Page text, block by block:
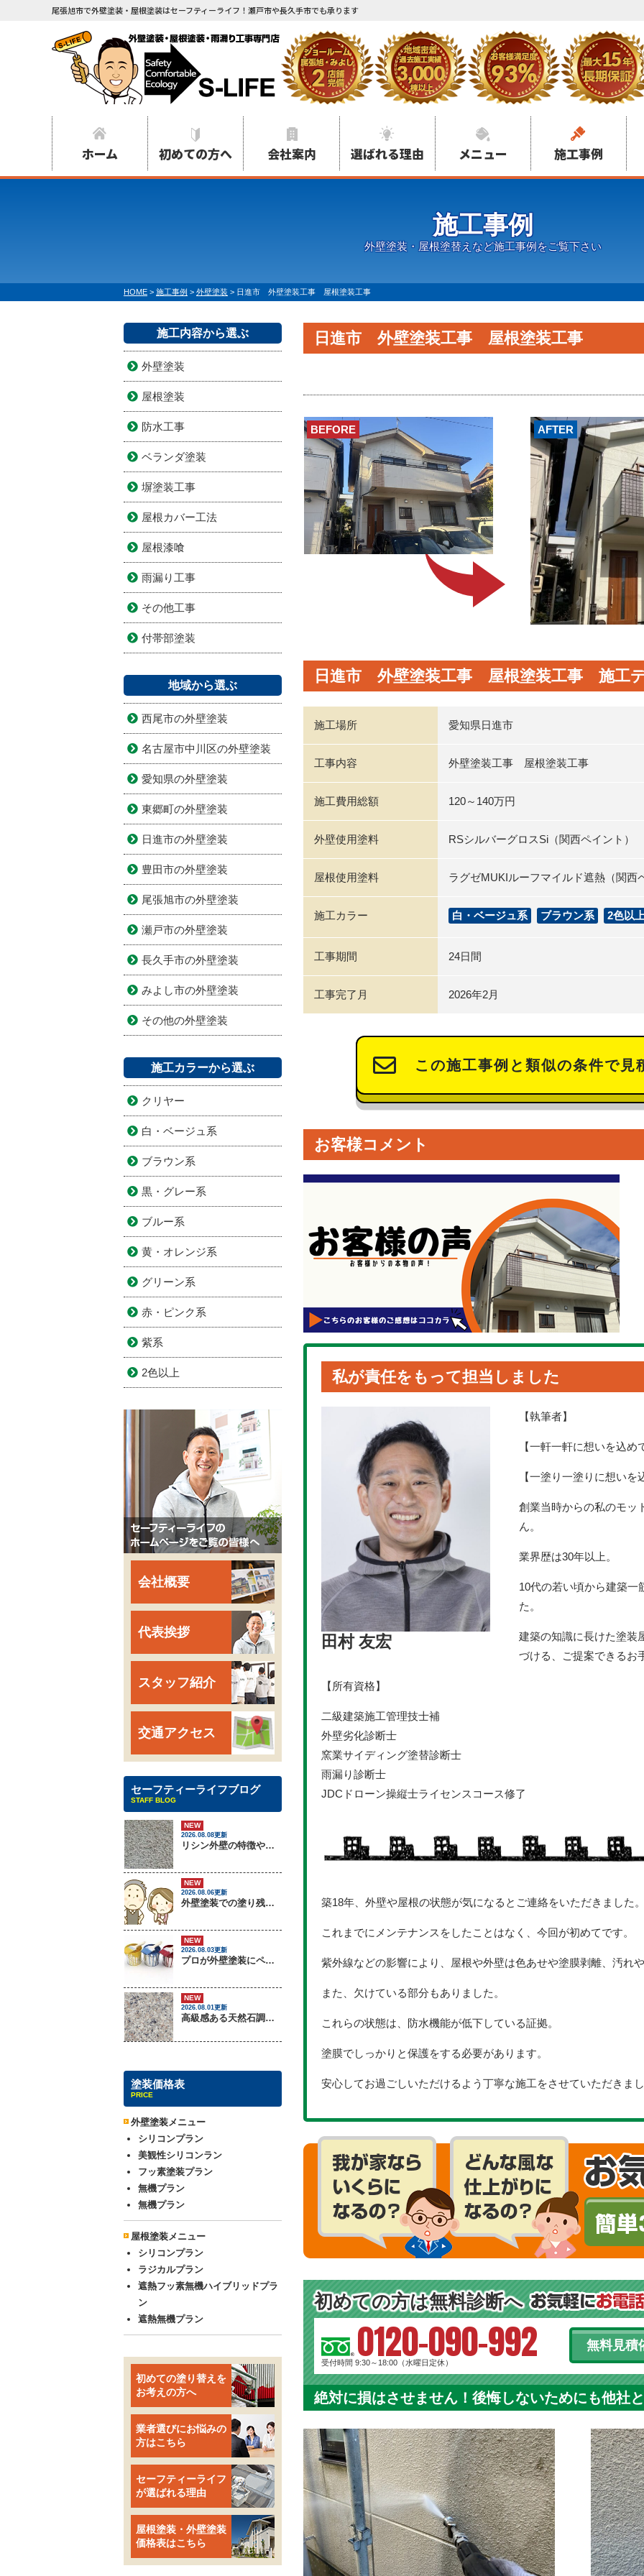
尾張旭市で外壁塗装・屋根塗装はセーフティーライフ！瀬戸市や長久手市でも承ります
ホーム 初めての方へ 会社案内 選ばれる理由 メニュー 施工事例
施工事例
外壁塗装・屋根塗替えなど施工事例をご覧下さい
HOME > 施工事例 > 外壁塗装 > 日進市 外壁塗装工事 屋根塗装工事
日進市 外壁塗装工事 屋根塗装工事
AFTER
BEFORE
日進市 外壁塗装工事 屋根塗装工事 施工
施工場所 愛知県日進市
工事内容 外壁塗装工事 屋根塗装工事
施工費用総額 120～140万円
外壁使用塗料 RSシルバーグロスSi（関西ペイント）
屋根使用塗料 ラグゼMUKIルーフマイルド遮熱（関西
施工カラー 白・ベージュ系 ブラウン系 2色以上
工事期間 24日間
工事完了月 2026年2月
この施工事例と類似の条件で見
お客様コメント
私が責任をもって担当しました
田村 友宏
【執筆者】
【一軒一軒に想いを込め
【一塗り一塗りに想いを
創業当時からの私のモッ
ん。
業界歴は30年以上。
10代の若い頃から建築一
た。
建築の知識に長けた塗装
づける、ご提案できるお
【所有資格】
二級建築施工管理技士補
外壁劣化診断士
窯業サイディング塗替診断士
雨漏り診断士
JDCドローン操縦士ライセンスコース修了
築18年、外壁や屋根の状態が気になるとご連絡をいただきました。
これまでにメンテナンスをしたことはなく、今回が初めてです。
紫外線などの影響により、屋根や外壁は色あせや塗膜剥離、汚れ
また、欠けている部分もありました。
これらの状態は、防水機能が低下している証拠。
塗膜でしっかりと保護をする必要があります。
安心してお過ごしいただけるよう丁寧な施工をさせていただきまし
初めての方は無料診断へ
0120-090-992
受付時間 9:30～18:00（水曜日定休）
無料見積
絶対に損はさせません！後悔しないためにも他社
施工内容から選ぶ
外壁塗装
屋根塗装
防水工事
ベランダ塗装
塀塗装工事
屋根カバー工法
屋根漆喰
雨漏り工事
その他工事
付帯部塗装
地域から選ぶ
西尾市の外壁塗装
名古屋市中川区の外壁塗装
愛知県の外壁塗装
東郷町の外壁塗装
日進市の外壁塗装
豊田市の外壁塗装
尾張旭市の外壁塗装
瀬戸市の外壁塗装
長久手市の外壁塗装
みよし市の外壁塗装
その他の外壁塗装
施工カラーから選ぶ
クリヤー
白・ベージュ系
ブラウン系
黒・グレー系
ブルー系
黄・オレンジ系
グリーン系
赤・ピンク系
紫系
2色以上
会社概要
代表挨拶
スタッフ紹介
交通アクセス
セーフティーライフブログ
STAFF BLOG
NEW
2026.08.08更新
リシン外壁の特徴やメンテナンス方法を紹介！
NEW
2026.08.06更新
外壁塗装での塗り残しトラブルについて
NEW
2026.08.03更新
プロが外壁塗装にペンキをしない理由
NEW
2026.08.01更新
高級感ある天然石調外壁について
塗装価格表
PRICE
外壁塗装メニュー
シリコンプラン
美観性シリコンラン
フッ素塗装プラン
無機プラン
無機プラン
屋根塗装メニュー
シリコンプラン
ラジカルプラン
遮熱フッ素無機ハイブリッドプラ
ン
遮熱無機プラン
初めての塗り替えを
お考えの方へ
業者選びにお悩みの
方はこちら
セーフティーライフ
が選ばれる理由
屋根塗装・外壁塗装
価格表はこちら